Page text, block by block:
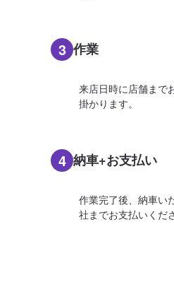
3 作業
来店日時に店舗まで
掛かります。
4 納車+お支払い
作業完了後、納車い
社までお支払いくだ